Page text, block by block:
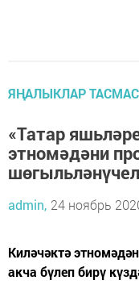
ЯҢАЛЫКЛАР
«Татар
этномәдәни
admin, 24 ноябрь
Киләчәктә
акча бүлеп бирү